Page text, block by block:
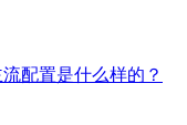
配置是什么样的？